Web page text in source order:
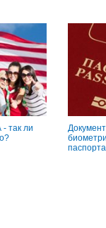
так ли
паспорта